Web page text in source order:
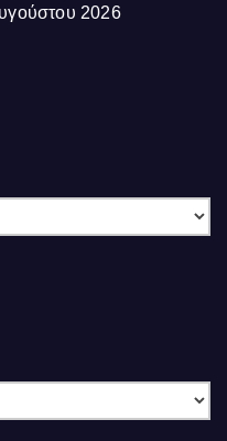
2026